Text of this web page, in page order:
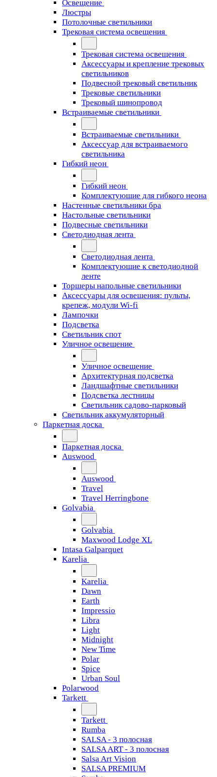
Освещение
Люстры
Потолочные светильники
Трековая система освещения
Трековая система освещения
Аксессуары и крепление трековых
светильников
Подвесной трековый светильник
Трековые светильники
Трековый шинопровод
Встраиваемые светильники
Встраиваемые светильники
Аксессуар для встраиваемого
светильника
Гибкий неон
Гибкий неон
Комплектующие для гибкого неона
Настенные светильники бра
Настольные светильники
Подвесные светильники
Светодиодная лента
Светодиодная лента
Комплектующие к светодиодной
ленте
Торшеры напольные светильники
Аксессуары для освещения: пульты,
крепеж, модули Wi-fi
Лампочки
Подсветка
Светильник спот
Уличное освещение
Уличное освещение
Архитектурная подсветка
Ландшафтные светильники
Подсветка лестницы
Светильник садово-парковый
Светильник аккумуляторный
Паркетная доска
Паркетная доска
Auswood
Auswood
Travel
Travel Herringbone
Golvabia
Golvabia
Maxwood Lodge XL
Intasa Galparquet
Karelia
Karelia
Dawn
Earth
Impressio
Libra
Light
Midnight
New Time
Polar
Spice
Urban Soul
Polarwood
Tarkett
Tarkett
Rumba
SALSA - 3 полосная
SALSA ART - 3 полосная
Salsa Art Vision
SALSA PREMIUM